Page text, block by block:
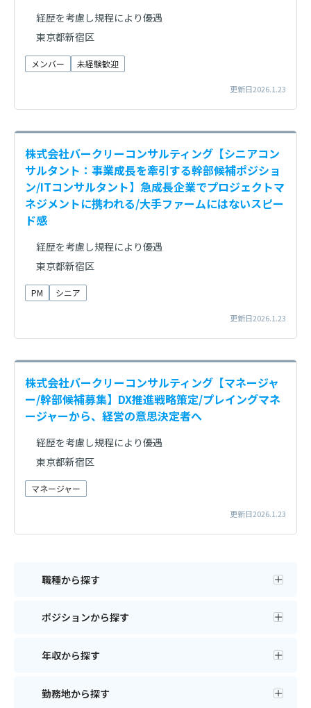
経歴を考慮し規程により優遇
東京都新宿区
メンバー 未経験歓迎
更新日2026.1.23
株式会社バークリーコンサルティング【シニアコン
サルタント：事業成長を牽引する幹部候補ポジショ
ン/ITコンサルタント】急成長企業でプロジェクトマ
ネジメントに携われる/大手ファームにはないスピー
ド感
経歴を考慮し規程により優遇
東京都新宿区
PM シニア
更新日2026.1.23
株式会社バークリーコンサルティング【マネージャ
ー/幹部候補募集】DX推進戦略策定/プレイングマネ
ージャーから、経営の意思決定者へ
経歴を考慮し規程により優遇
東京都新宿区
マネージャー
更新日2026.1.23
職種から探す
ポジションから探す
年収から探す
勤務地から探す